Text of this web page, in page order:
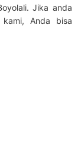
Jika anda
kami, Anda bisa